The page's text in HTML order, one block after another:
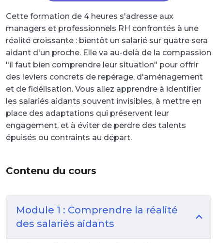
Cette formation de 4 heures s'adresse aux
managers et professionnels RH confrontés à une
réalité croissante : bientôt un salarié sur quatre sera
aidant d'un proche. Elle va au-delà de la compassion
"il faut bien comprendre leur situation" pour offrir
des leviers concrets de repérage, d'aménagement
et de fidélisation. Vous allez apprendre à identifier
les salariés aidants souvent invisibles, à mettre en
place des adaptations qui préservent leur
engagement, et à éviter de perdre des talents
épuisés ou contraints au départ.
Contenu du cours
Module 1 : Comprendre la réalité
des salariés aidants